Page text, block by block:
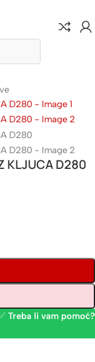
KLJUCA D280
Treba li vam pomoć?